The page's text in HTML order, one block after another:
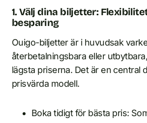
1. Välj dina biljetter:
besparing
Ouigo-biljetter är i huvudsak
återbetalningsbara eller
lägsta priserna. Det är en central
prisvärda modell.
Boka tidigt för bästa pris: